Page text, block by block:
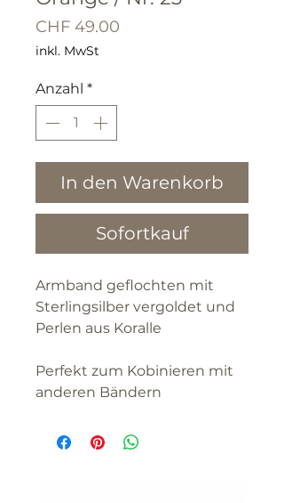
CHF 49.00
inkl. MwSt
Anzahl *
In den Warenkorb
Sofortkauf
Armband geflochten mit
Sterlingsilber vergoldet und
Perlen aus Koralle
Perfekt zum Kobinieren mit
anderen Bändern